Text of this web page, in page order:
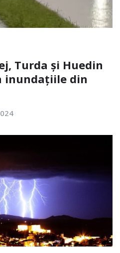
Turda și Huedin
inundațiile din